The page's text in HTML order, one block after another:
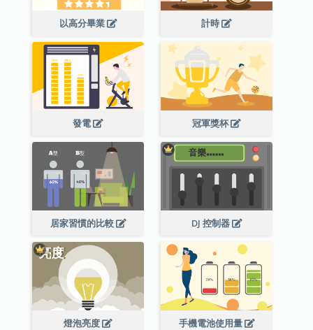
以高分畢業 計時
發電 冠軍獎杯
居家習慣的比較 DJ 控制器
燈泡亮度 手機電池使用量